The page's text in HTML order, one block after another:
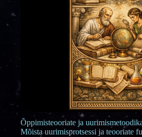
Õppimisteooriate ja
Mõista uurimisprotsessi ja teooriate